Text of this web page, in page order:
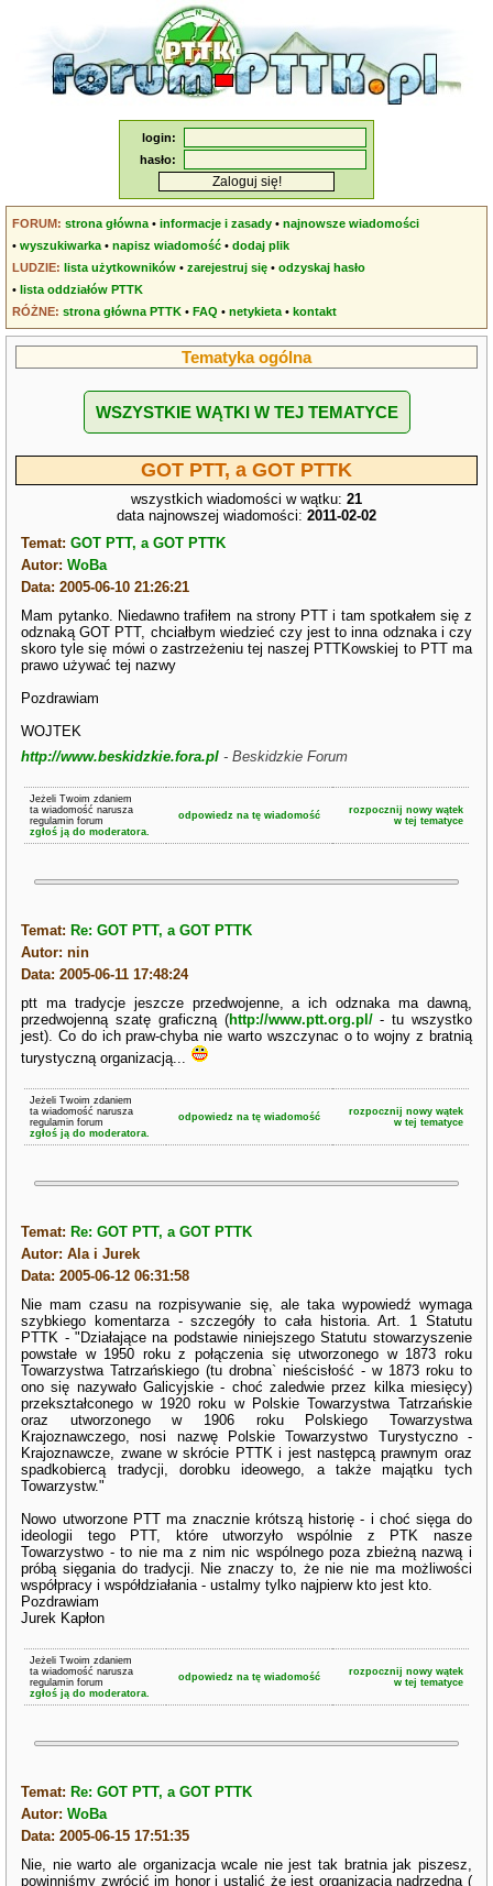
login:
hasło:
FORUM: strona główna •informacje i zasady •najnowsze wiadomości
•wyszukiwarka •napisz wiadomość •dodaj plik
LUDZIE: lista użytkowników •zarejestruj się •odzyskaj hasło
•lista oddziałów PTTK
RÓŻNE: strona główna PTTK •FAQ •netykieta •kontakt
Tematyka ogólna
WSZYSTKIE WĄTKI W TEJ TEMATYCE
GOT PTT, a GOT PTTK
wszystkich wiadomości w wątku: 21
data najnowszej wiadomości: 2011-02-02
Temat:GOT PTT, a GOT PTTK
Autor:WoBa
Data: 2005-06-10 21:26:21
Mam pytanko. Niedawno trafiłem na strony PTT i tam spotkałem się z
odznaką GOT PTT, chciałbym wiedzieć czy jest to inna odznaka i czy
skoro tyle się mówi o zastrzeżeniu tej naszej PTTKowskiej to PTT ma
prawo używać tej nazwy
Pozdrawiam
WOJTEK
http://www.beskidzkie.fora.pl - Beskidzkie Forum
Jeżeli Twoim zdaniem
ta wiadomość narusza
regulamin forum
zgłoś ją do moderatora.
odpowiedz na tę wiadomość
rozpocznij nowy wątek
w tej tematyce
Temat: Re: GOT PTT, a GOT PTTK
Autor: nin
Data: 2005-06-11 17:48:24
ptt ma tradycje jeszcze przedwojenne, a ich odznaka ma dawną,
przedwojenną szatę graficzną (http://www.ptt.org.pl/- tu wszystko
jest). Co do ich praw-chyba nie warto wszczynac o to wojny z bratnią
turystyczną organizacją...
Jeżeli Twoim zdaniem
ta wiadomość narusza
regulamin forum
zgłoś ją do moderatora.
odpowiedz na tę wiadomość
rozpocznij nowy wątek
w tej tematyce
Temat: Re: GOT PTT, a GOT PTTK
Autor: Ala i Jurek
Data: 2005-06-12 06:31:58
Nie mam czasu na rozpisywanie się, ale taka wypowiedź wymaga
szybkiego komentarza - szczegóły to cała historia. Art. 1 Statutu
PTTK - "Działające na podstawie niniejszego Statutu stowarzyszenie
powstałe w 1950 roku z połączenia się utworzonego w 1873 roku
Towarzystwa Tatrzańskiego (tu drobna` nieścisłość - w 1873 roku to
ono się nazywało Galicyjskie - choć zaledwie przez kilka miesięcy)
przekształconego w 1920 roku w Polskie Towarzystwa Tatrzańskie
oraz utworzonego w 1906 roku Polskiego Towarzystwa
Krajoznawczego, nosi nazwę Polskie Towarzystwo Turystyczno -
Krajoznawcze, zwane w skrócie PTTK i jest następcą prawnym oraz
spadkobiercą tradycji, dorobku ideowego, a także majątku tych
Towarzystw."
Nowo utworzone PTT ma znacznie krótszą historię - i choć sięga do
ideologii tego PTT, które utworzyło wspólnie z PTK nasze
Towarzystwo - to nie ma z nim nic wspólnego poza zbieżną nazwą i
próbą sięgania do tradycji. Nie znaczy to, że nie nie ma możliwości
współpracy i współdziałania - ustalmy tylko najpierw kto jest kto.
Pozdrawiam
Jurek Kapłon
Jeżeli Twoim zdaniem
ta wiadomość narusza
regulamin forum
zgłoś ją do moderatora.
odpowiedz na tę wiadomość
rozpocznij nowy wątek
w tej tematyce
Temat: Re: GOT PTT, a GOT PTTK
Autor:WoBa
Data: 2005-06-15 17:51:35
Nie, nie warto ale organizacja wcale nie jest tak bratnia jak piszesz,
powinniśmy zwrócić im honor i ustalić że jest organizacją nadrzędną (